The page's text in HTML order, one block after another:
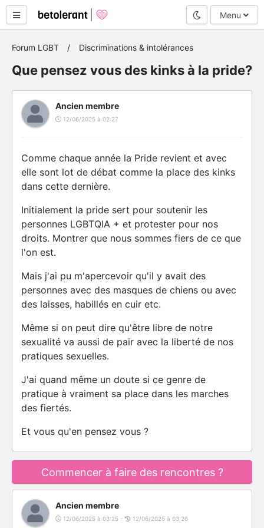
Mode nuit
Menu
Forum LGBT Discriminations & intolérances
Que pensez vous des kinks à la pride?
Ancien membre
12/06/2025 à 02:27
Comme chaque année la Pride revient et avec
elle sont lot de débat comme la place des kinks
dans cette dernière.
Initialement la pride sert pour soutenir les
personnes LGBTQIA + et protester pour nos
droits. Montrer que nous sommes fiers de ce que
l'on est.
Mais j'ai pu m'apercevoir qu'il y avait des
personnes avec des masques de chiens ou avec
des laisses, habillés en cuir etc.
Même si on peut dire qu'être libre de notre
sexualité va aussi de pair avec la liberté de nos
pratiques sexuelles.
J'ai quand même un doute si ce genre de
pratique à vraiment sa place dans les marches
des fiertés.
Et vous qu'en pensez vous ?
Commencer à faire des rencontres ?
Ancien membre
12/06/2025 à 03:25 - 12/06/2025 à 03:26